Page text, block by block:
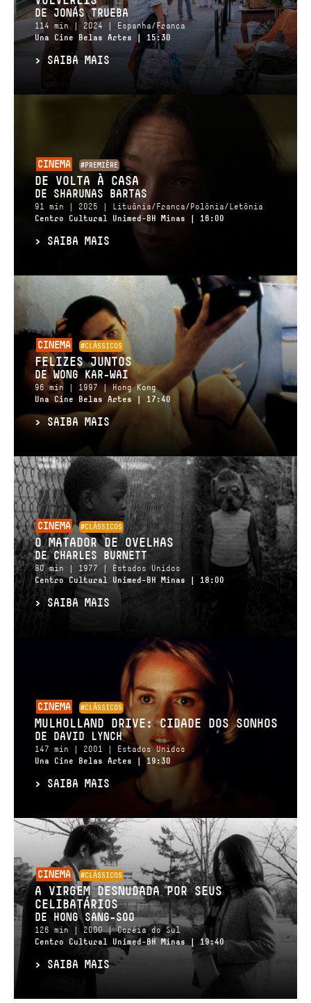
DE JONÁS TRUEBA
114 min | 2024 | Espanha/França
Una Cine Belas Artes | 15:30
> SAIBA MAIS
CINEMA #PREMIÈRE
DE VOLTA À CASA
DE SHARUNAS BARTAS
91 min | 2025 | Lituânia/França/Polônia/Letônia
Centro Cultural Unimed-BH Minas | 16:00
> SAIBA MAIS
CINEMA #CLÁSSICOS
FELIZES JUNTOS
DE WONG KAR-WAI
96 min | 1997 | Hong Kong
Una Cine Belas Artes | 17:40
> SAIBA MAIS
CINEMA #CLÁSSICOS
O MATADOR DE OVELHAS
DE CHARLES BURNETT
80 min | 1977 | Estados Unidos
Centro Cultural Unimed-BH Minas | 18:00
>SAIBA MAIS
CINEMA #CLÁSSICOS
MULHOLLAND DRIVE: CIDADE DOS SONHOS
DE DAVID LYNCH
147 min | 2001 | Estados Unidos
Una Cine Belas Artes | 19:30
> SAIBA MAIS
CINEMA #CLÁSSICOS
A VIRGEM DESNUDADA POR SEUS
CELIBATÁRIOS
DE HONG SANG-SOO
126 min | 2000 | Coréia do Sul
Centro Cultural Unimed-BH Minas | 19:40
> SAIBA MAIS